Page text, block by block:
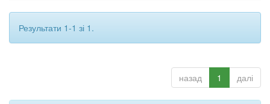
Результати 1-1 зі 1.
назад 1 далі